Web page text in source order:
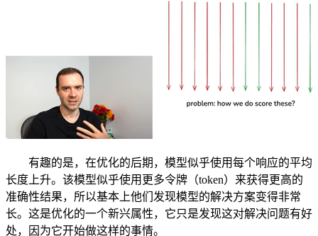
有趣的是，在优化的后期，模型似乎使用每个响应的平均
长度上升。该模型似乎使用更多令牌（token）来获得更高的
准确性结果，所以基本上他们发现模型的解决方案变得非常
长。这是优化的一个新兴属性，它只是发现这对解决问题有好
处，因为它开始做这样的事情。